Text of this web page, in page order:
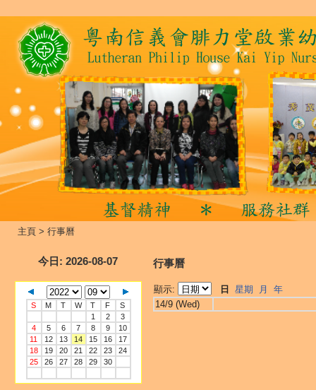
主頁 > 行事曆
今日 : 2026-08-07
S M T W T F
S
1
2
3
4
5 6 7 8 9
10
11
12 13 14 15 16
17
18
19 20 21 22 23
24
25
26 27 28 29 30
行事曆
顯示: 日 星期 月
年
14/9 (Wed)